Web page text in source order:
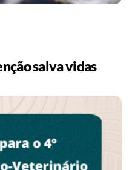
salva vidas